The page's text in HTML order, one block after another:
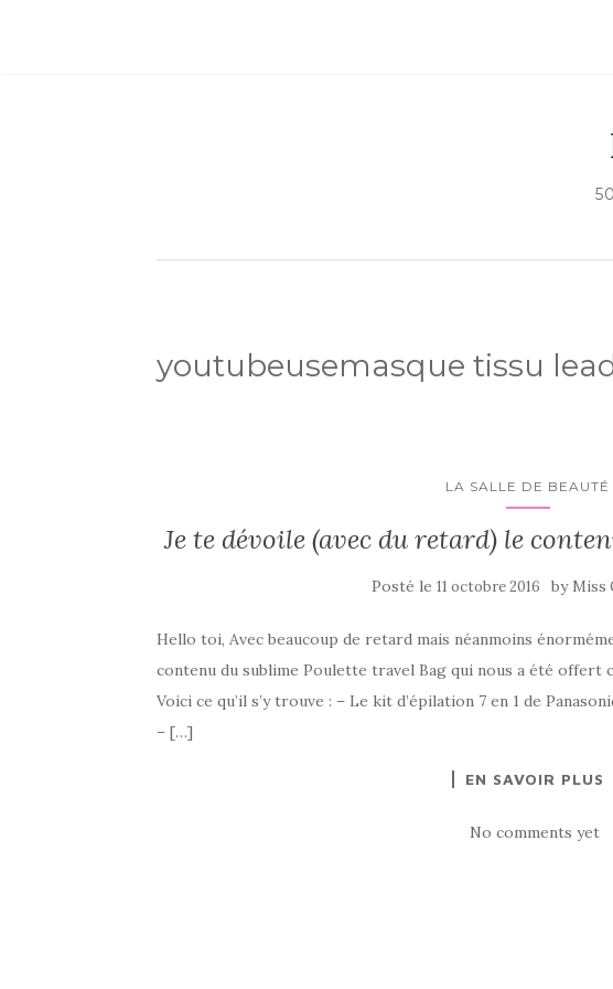
youtubeusemasque tissu
LA SALLE DE BEAUTÉ
Je te dévoile (avec du retard) le
Posté le 11 octobre 2016 by Miss
Hello toi, Avec beaucoup de retard mais néanmoins
contenu du sublime Poulette travel Bag qui nous a été offert
Voici ce qu’il s’y trouve : – Le kit d’épilation 7 en 1 de
– […]
EN SAVOIR PLUS
No comments yet